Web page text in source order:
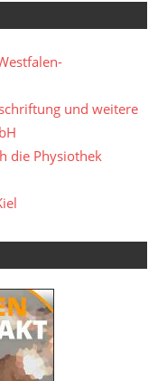
und weitere
die Physiothek